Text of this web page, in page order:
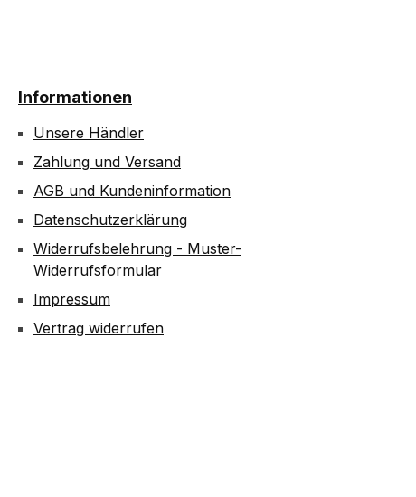
Informationen
Unsere Händler
Zahlung und Versand
AGB und Kundeninformation
Datenschutzerklärung
Widerrufsbelehrung - Muster-
Widerrufsformular
Impressum
Vertrag widerrufen